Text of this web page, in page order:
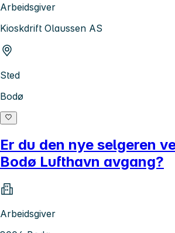
Arbeidsgiver
Kioskdrift Olaussen AS
Sted
Bodø
Er du den nye selgeren
Bodø Lufthavn avgang?
Arbeidsgiver